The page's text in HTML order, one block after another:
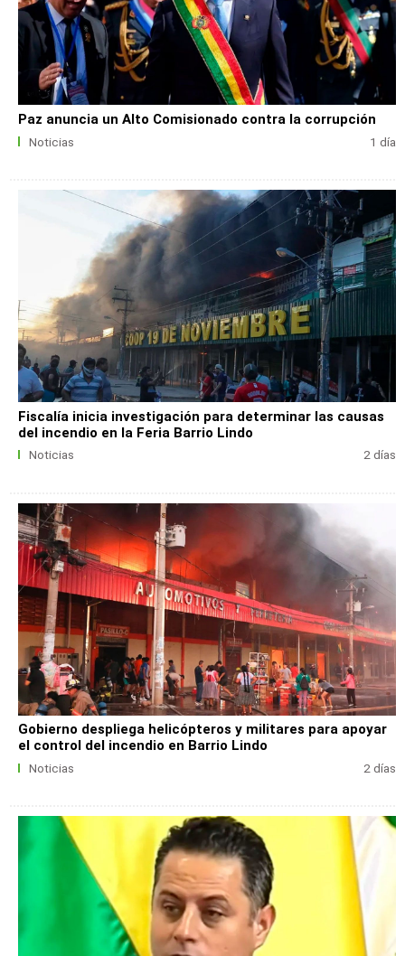
Paz anuncia un Alto Comisionado contra la corrupción
Noticias 1 día
Fiscalía inicia investigación para determinar las causas
del incendio en la Feria Barrio Lindo
Noticias 2 días
Gobierno despliega helicópteros y militares para apoyar
el control del incendio en Barrio Lindo
Noticias 2 días